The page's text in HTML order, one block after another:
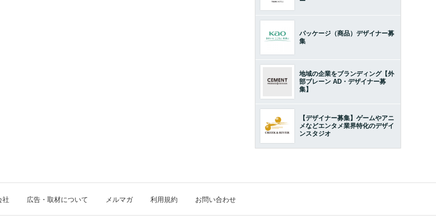
パッケージ（商品）デザイナー募
集
地域の企業をブランディング【外
部ブレーン AD・デザイナー募
集】
【デザイナー募集】ゲームやアニ
メなどエンタメ業界特化のデザイ
ンスタジオ
社 広告・取材について メルマガ 利用規約 お問い合わせ